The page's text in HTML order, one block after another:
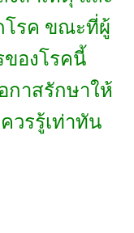
โรค ขณะที่ผู้
ของโรคนี้
กาสรักษาให้
วรรู้เท่าทัน